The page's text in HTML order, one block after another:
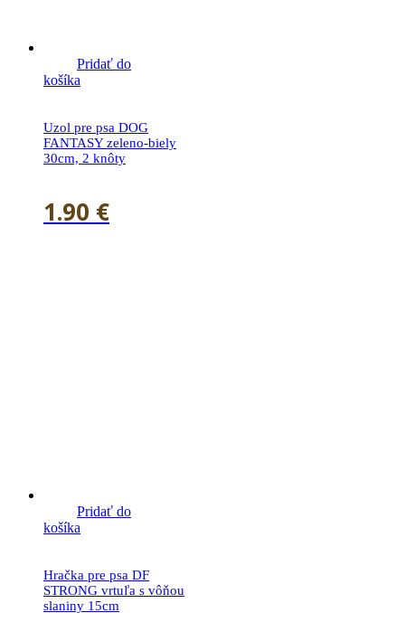
Pridať do
košíka
Uzol pre psa DOG
FANTASY zeleno-biely
30cm, 2 knôty
1.90 €
Pridať do
košíka
Hračka pre psa DF
STRONG vrtuľa s vôňou
slaniny 15cm